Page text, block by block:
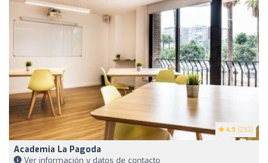
4.9 (232)
Academia La Pagoda
Ver información y datos de contacto